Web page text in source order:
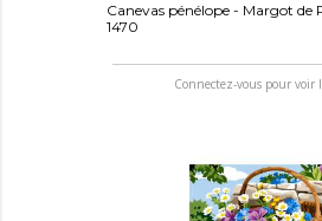
Canevas pénélope - Margot de
1470
Connectez-vous pour voir